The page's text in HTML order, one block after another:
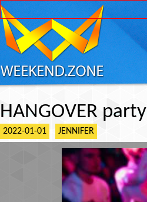
HANGOVER party
2022-01-01 JENNIFER